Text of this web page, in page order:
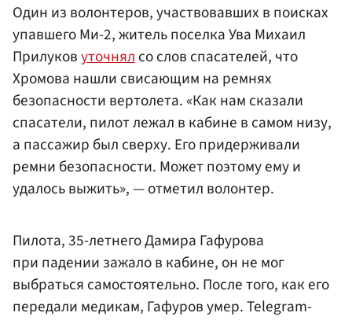
Один из волонтеров, участвовавших в поисках
упавшего Ми-2, житель поселка Ува Михаил
Прилуковуточнялсо слов спасателей, что
Хромова нашли свисающим на ремнях
безопасности вертолета. «Как нам сказали
спасатели, пилот лежал в кабине в самом низу,
а пассажир был сверху. Его придерживали
ремни безопасности. Может поэтому ему и
удалось выжить», — отметил волонтер.
Пилота, 35-летнего Дамира Гафурова
при падении зажало в кабине, он не мог
выбраться самостоятельно. После того, как его
передали медикам, Гафуров умер. Telegram-